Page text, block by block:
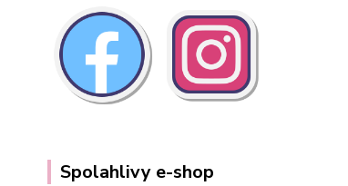
Spolahlivy e-shop